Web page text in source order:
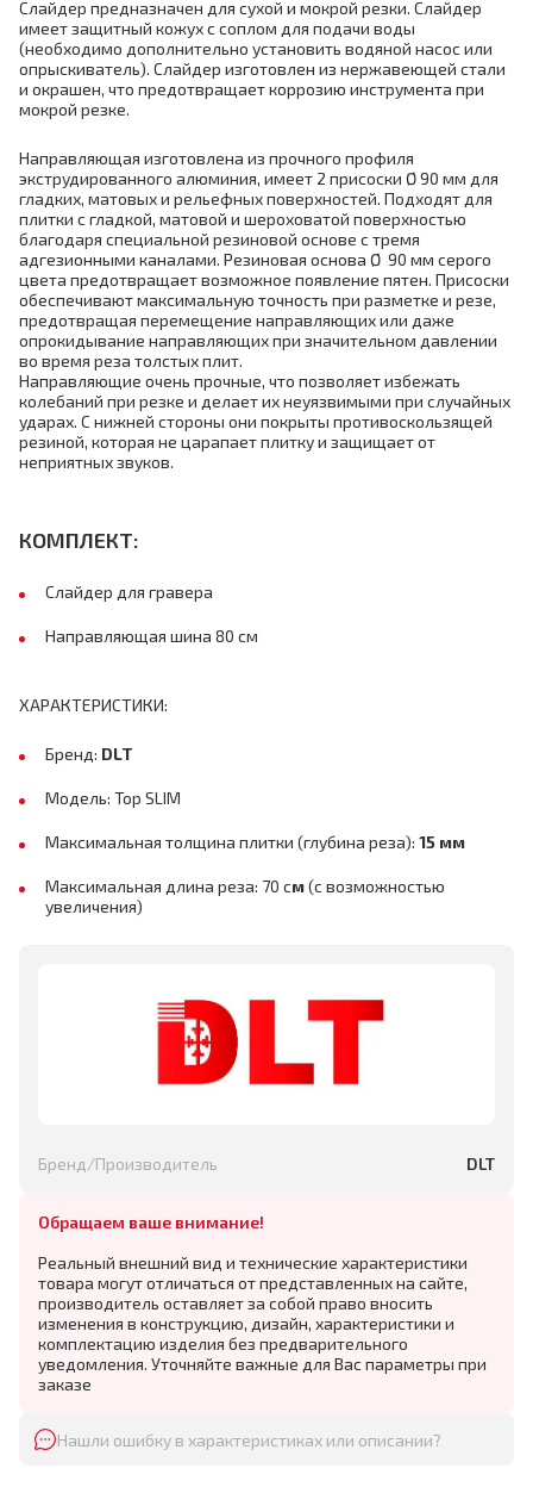
Слайдер предназначен для сухой и мокрой резки. Слайдер
имеет защитный кожух с соплом для подачи воды
(необходимо дополнительно установить водяной насос или
опрыскиватель). Слайдер изготовлен из нержавеющей стали
и окрашен, что предотвращает коррозию инструмента при
мокрой резке.
Направляющая изготовлена из прочного профиля
экструдированного алюминия, имеет 2 присоски Ø 90 мм для
гладких, матовых и рельефных поверхностей. Подходят для
плитки с гладкой, матовой и шероховатой поверхностью
благодаря специальной резиновой основе с тремя
адгезионными каналами. Резиновая основа Ø 90 мм серого
цвета предотвращает возможное появление пятен. Присоски
обеспечивают максимальную точность при разметке и резе,
предотвращая перемещение направляющих или даже
опрокидывание направляющих при значительном давлении
во время реза толстых плит.
Направляющие очень прочные, что позволяет избежать
колебаний при резке и делает их неуязвимыми при случайных
ударах. С нижней стороны они покрыты противоскользящей
резиной, которая не царапает плитку и защищает от
неприятных звуков.
КОМПЛЕКТ:
Слайдер для гравера
Направляющая шина 80 см
ХАРАКТЕРИСТИКИ:
Бренд: DLT
Модель: Top SLIM
Максимальная толщина плитки (глубина реза): 15 мм
Максимальная длина реза: 70 см(с возможностью
увеличения)
Бренд/Производитель DLT
Обращаем ваше внимание!
Реальный внешний вид и технические характеристики
товара могут отличаться от представленных на сайте,
производитель оставляет за собой право вносить
изменения в конструкцию, дизайн, характеристики и
комплектацию изделия без предварительного
уведомления. Уточняйте важные для Вас параметры при
заказе
Нашли ошибку в характеристиках или описании?